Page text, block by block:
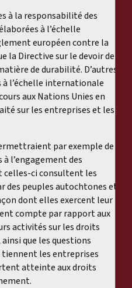
à la responsabilité des
à l’échelle
européen contre la
la Directive sur le devoir de
de durabilité. D’autres
l’échelle internationale
aux Nations Unies en
sur les entreprises et les
par exemple de
l’engagement des
celles-ci consultent les
des peuples autochtones et
dont elles exercent leur
compte par rapport aux
activités sur les droits
que les questions
tiennent les entreprises
atteinte aux droits